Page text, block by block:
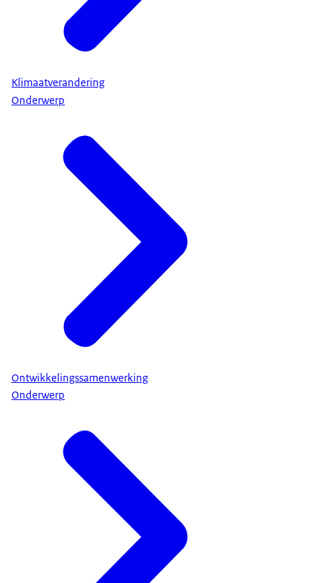
Klimaatverandering
Onderwerp
Ontwikkelingssamenwerking
Onderwerp